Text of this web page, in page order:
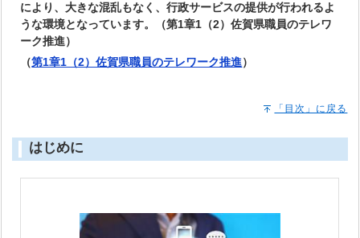
により、大きな混乱もなく、行政サービスの提供が行われるよ
うな環境となっています。（第1章1（2）佐賀県職員のテレワ
ーク推進）
（第1章1（2）佐賀県職員のテレワーク推進）
「目次」に戻る
はじめに